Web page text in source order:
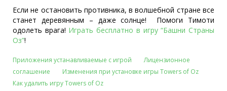
Если не остановить противника, в волшебной стране все
станет деревянным – даже солнце! Помоги Тимоти
одолеть врага! Играть бесплатно в игру “Башни Страны
Оз”!
Приложения устанавливаемые с игрой
Лицензионное
соглашение
Изменения при установке игры Towers of Oz
Как удалить игру Towers of Oz